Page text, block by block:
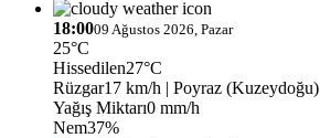
18:0009 Ağustos 2026, Pazar
25°C
Hissedilen27°C
Rüzgar17 km/h | Poyraz (Kuzeydoğu)
Yağış Miktarı0 mm/h
Nem37%